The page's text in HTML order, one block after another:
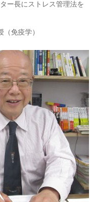
ー長にストレス管理法を
免疫学）